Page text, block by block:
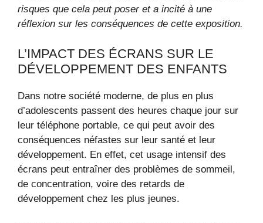
risques que cela peut poser et a incité à une
réflexion sur les conséquences de cette exposition.
L’IMPACT DES ÉCRANS SUR LE
DÉVELOPPEMENT DES ENFANTS
Dans notre société moderne, de plus en plus
d’adolescents passent des heures chaque jour sur
leur téléphone portable, ce qui peut avoir des
conséquences néfastes sur leur santé et leur
développement. En effet, cet usage intensif des
écrans peut entraîner des problèmes de sommeil,
de concentration, voire des retards de
développement chez les plus jeunes.